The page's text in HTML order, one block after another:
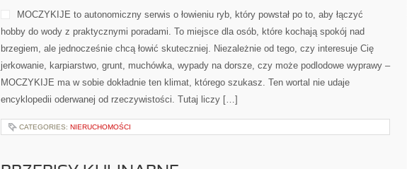
CATEGORIES:NIERUCHOMOŚCI
METODY WĘDKARSKIE